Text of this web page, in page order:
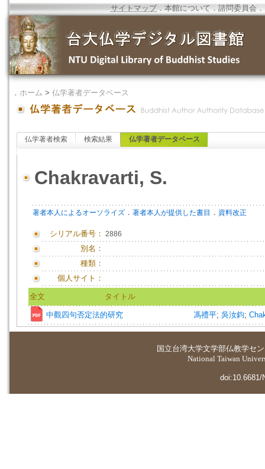
サイトマップ．本館について ．諮問委員会 ．
． ホーム > 仏学著者データベース
仏学著者検索 検索結果 仏学著者データベース
Chakravarti, S.
著者本人によるオーソライズ ． 著者本人が提供した書目 ． 資料改正
シリアル番号： 2886
別名：
種類：
個人サイト：
全文 タイトル
中觀四句否定法的研究 馮禮平; 吳汝鈞;
国立台湾大学文学部仏教学セ
National Taiwan
doi:10.6681/